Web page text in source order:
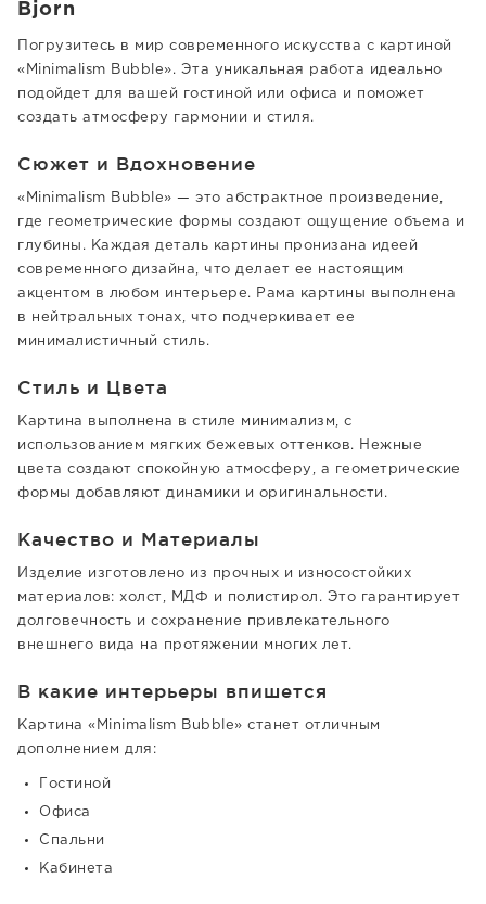
Bjorn
Погрузитесь в мир современного искусства с картиной
«Minimalism Bubble». Эта уникальная работа идеально
подойдет для вашей гостиной или офиса и поможет
создать атмосферу гармонии и стиля.
Сюжет и Вдохновение
«Minimalism Bubble» — это абстрактное произведение,
где геометрические формы создают ощущение объема и
глубины. Каждая деталь картины пронизана идеей
современного дизайна, что делает ее настоящим
акцентом в любом интерьере. Рама картины выполнена
в нейтральных тонах, что подчеркивает ее
минималистичный стиль.
Стиль и Цвета
Картина выполнена в стиле минимализм, с
использованием мягких бежевых оттенков. Нежные
цвета создают спокойную атмосферу, а геометрические
формы добавляют динамики и оригинальности.
Качество и Материалы
Изделие изготовлено из прочных и износостойких
материалов: холст, МДФ и полистирол. Это гарантирует
долговечность и сохранение привлекательного
внешнего вида на протяжении многих лет.
В какие интерьеры впишется
Картина «Minimalism Bubble» станет отличным
дополнением для:
Гостиной
Офиса
Спальни
Кабинета